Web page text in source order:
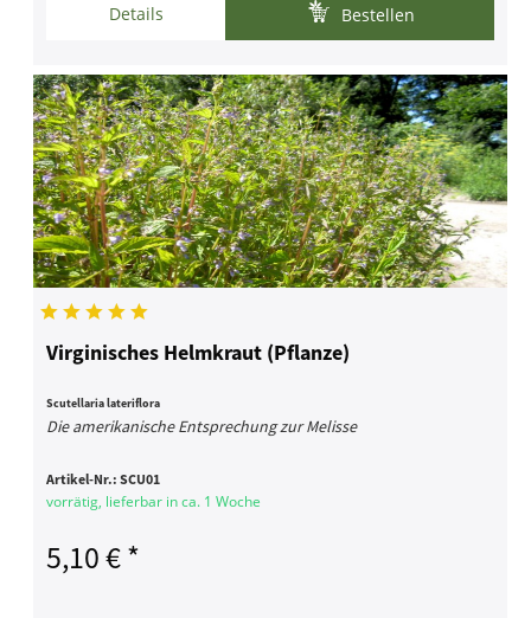
Details Bestellen
Virginisches Helmkraut (Pflanze)
Scutellaria lateriflora
Die amerikanische Entsprechung zur Melisse
Artikel-Nr.:SCU01
vorrätig, lieferbar in ca. 1 Woche
5,10 € *